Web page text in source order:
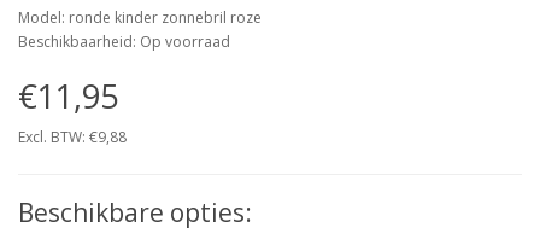
Model: ronde kinder zonnebril roze
Beschikbaarheid: Op voorraad
€11,95
Excl. BTW: €9,88
Beschikbare opties: